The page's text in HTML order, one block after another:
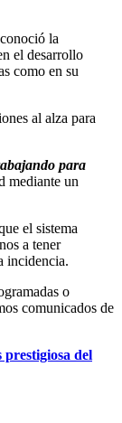
la
el desarrollo
como en su
al alza para
para
mediante un
el sistema
a tener
incidencia.
o
comunicados de
prestigiosa del